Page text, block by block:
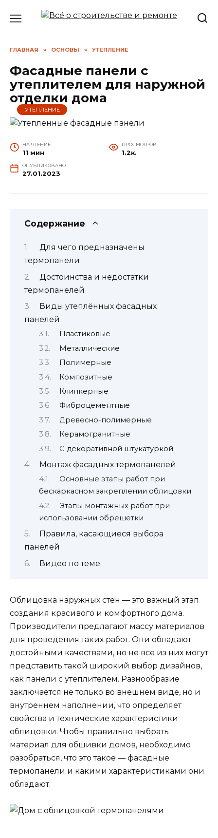
ГЛАВНАЯ » ОСНОВЫ » УТЕПЛЕНИЕ
Фасадные панели с
утеплителем для наружной
отделки дома
УТЕПЛЕНИЕ
НА ЧТЕНИЕ
11 мин
ПРОСМОТРОВ
1.2к.
ОПУБЛИКОВАНО
27.01.2023
Содержание
Для чего предназначены
термопанели
Достоинства и недостатки
термопанелей
Виды утеплённых фасадных
панелей
Пластиковые
Металлические
Полимерные
Композитные
Клинкерные
Фиброцементные
Древесно-полимерные
Керамогранитные
С декоративной штукатуркой
Монтаж фасадных термопанелей
Основные этапы работ при
бескаркасном закреплении облицовки
Этапы монтажных работ при
использовании обрешетки
Правила, касающиеся выбора
панелей
Видео по теме
Облицовка наружных стен — это важный этап
создания красивого и комфортного дома.
Производители предлагают массу материалов
для проведения таких работ. Они обладают
достойными качествами, но не все из них могут
представить такой широкий выбор дизайнов,
как панели с утеплителем. Разнообразие
заключается не только во внешнем виде, но и
внутреннем наполнении, что определяет
свойства и технические характеристики
облицовки. Чтобы правильно выбрать
материал для обшивки домов, необходимо
разобраться, что это такое — фасадные
термопанели и какими характеристиками они
обладают.